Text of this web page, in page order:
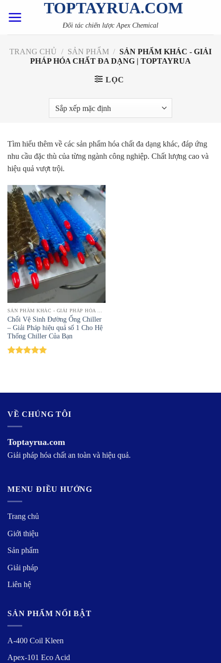
TOPTAYRUA.COM
Đối tác chiến lược Apex Chemical
TRANG CHỦ / SẢN PHẨM / SẢN PHẨM KHÁC - GIẢI
PHÁP HÓA CHẤT ĐA DẠNG | TOPTAYRUA
LỌC
Tìm hiểu thêm về các sản phẩm hóa chất đa dạng khác, đáp ứng
nhu cầu đặc thù của từng ngành công nghiệp. Chất lượng cao và
hiệu quả vượt trội.
SẢN PHẨM KHÁC - GIẢI PHÁP HÓA CHẤT ĐA DẠNG | TOPTAYRUA
Chổi Vệ Sinh Đường Ống Chiller
– Giải Pháp hiệu quả số 1 Cho Hệ
Thống Chiller Của Bạn
VỀ CHÚNG TÔI
Toptayrua.com
Giải pháp hóa chất an toàn và hiệu quả.
MENU ĐIỀU HƯỚNG
Trang chủ
Giới thiệu
Sản phẩm
Giải pháp
Liên hệ
SẢN PHẨM NỔI BẬT
A-400 Coil Kleen
Apex-101 Eco Acid